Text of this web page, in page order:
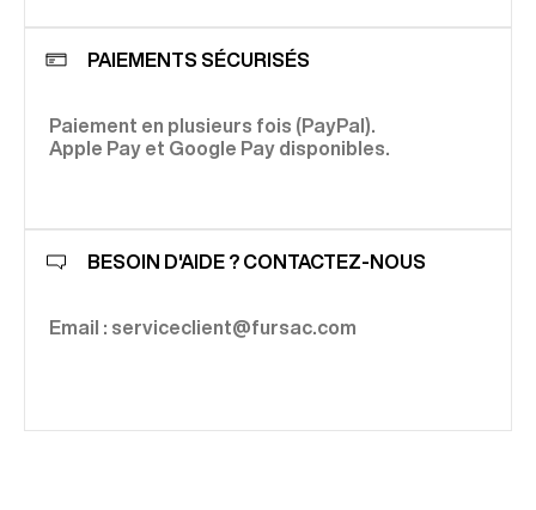
PAIEMENTS SÉCURISÉS
Paiement en plusieurs fois (PayPal).
Apple Pay et Google Pay disponibles.
BESOIN D'AIDE ? CONTACTEZ-NOUS
Email : serviceclient@fursac.com